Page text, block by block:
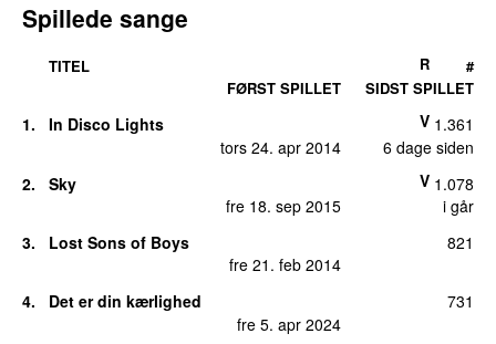
Spillede sange
TITEL
FØRST SPILLET
SIDST SPILLET
R #
1.
In Disco Lights
tors 24. apr 2014
6 dage siden
V 1.361
2.
Sky
fre 18. sep 2015
i går
V 1.078
3.
Lost Sons of Boys
fre 21. feb 2014
821
4.
Det er din kærlighed
fre 5. apr 2024
731